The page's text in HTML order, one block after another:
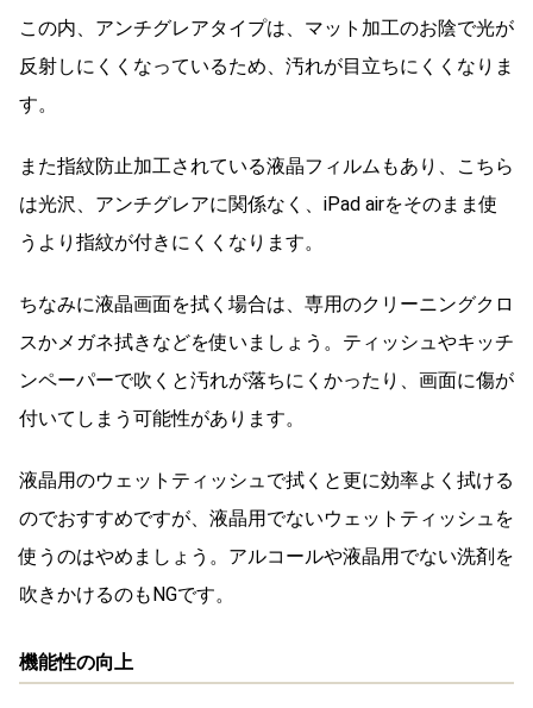
この内、アンチグレアタイプは、マット加工のお陰で光が
反射しにくくなっているため、汚れが目立ちにくくなりま
す。
また指紋防止加工されている液晶フィルムもあり、こちら
は光沢、アンチグレアに関係なく、iPad airをそのまま使
うより指紋が付きにくくなります。
ちなみに液晶画面を拭く場合は、専用のクリーニングクロ
スかメガネ拭きなどを使いましょう。ティッシュやキッチ
ンペーパーで吹くと汚れが落ちにくかったり、画面に傷が
付いてしまう可能性があります。
液晶用のウェットティッシュで拭くと更に効率よく拭ける
のでおすすめですが、液晶用でないウェットティッシュを
使うのはやめましょう。アルコールや液晶用でない洗剤を
吹きかけるのもNGです。
機能性の向上